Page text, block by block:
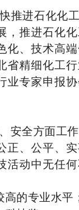
推进石化化
，推进石化
、技术高端
省精细化工
业专家申报
安全方面工作
正、公平、
活动中无任
的专业水平